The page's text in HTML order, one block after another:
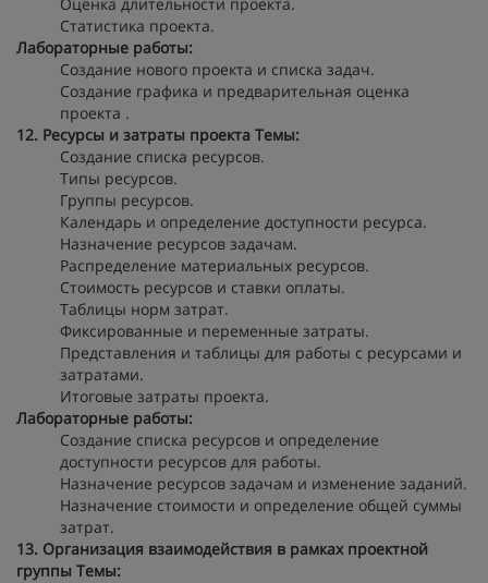
Статистика проекта.
Лабораторные работы:
Создание нового проекта и списка задач.
Создание графика и предварительная оценка
проекта .
12. Ресурсы и затраты проекта Темы:
Создание списка ресурсов.
Типы ресурсов.
Группы ресурсов.
Календарь и определение доступности ресурса.
Назначение ресурсов задачам.
Распределение материальных ресурсов.
Стоимость ресурсов и ставки оплаты.
Таблицы норм затрат.
Фиксированные и переменные затраты.
Представления и таблицы для работы с ресурсами и
затратами.
Итоговые затраты проекта.
Лабораторные работы:
Создание списка ресурсов и определение
доступности ресурсов для работы.
Назначение ресурсов задачам и изменение заданий.
Назначение стоимости и определение общей суммы
затрат.
13. Организация взаимодействия в рамках проектной
группы Темы: